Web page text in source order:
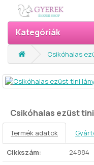
Kategóriák
Csikóhalas
Csikóhalas ezüst
Termék adatok
Cikkszám:
24884